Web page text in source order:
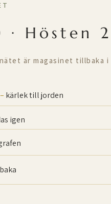
· Hösten
är magasinet tillbaka
kärlek till jorden
igen